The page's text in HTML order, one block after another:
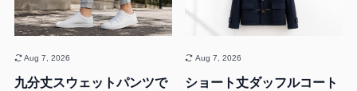
九分丈スウェットパンツで
Aug 7, 2026
ショート丈ダッフルコート
Aug 7, 2026